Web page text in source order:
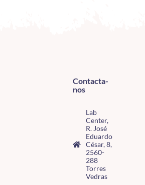
Contacta-
nos
Lab
Center,
R. José
Eduardo
César, 8,
2560-
288
Torres
Vedras